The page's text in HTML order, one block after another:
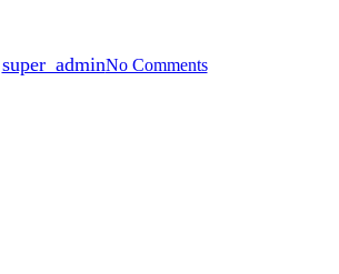
super_adminNo Comments